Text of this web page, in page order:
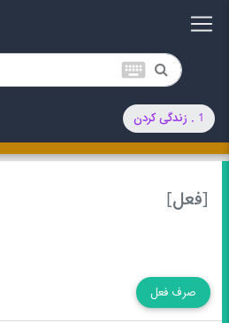
keyboard
1 . زندگی کردن
[فعل]
صرف فعل